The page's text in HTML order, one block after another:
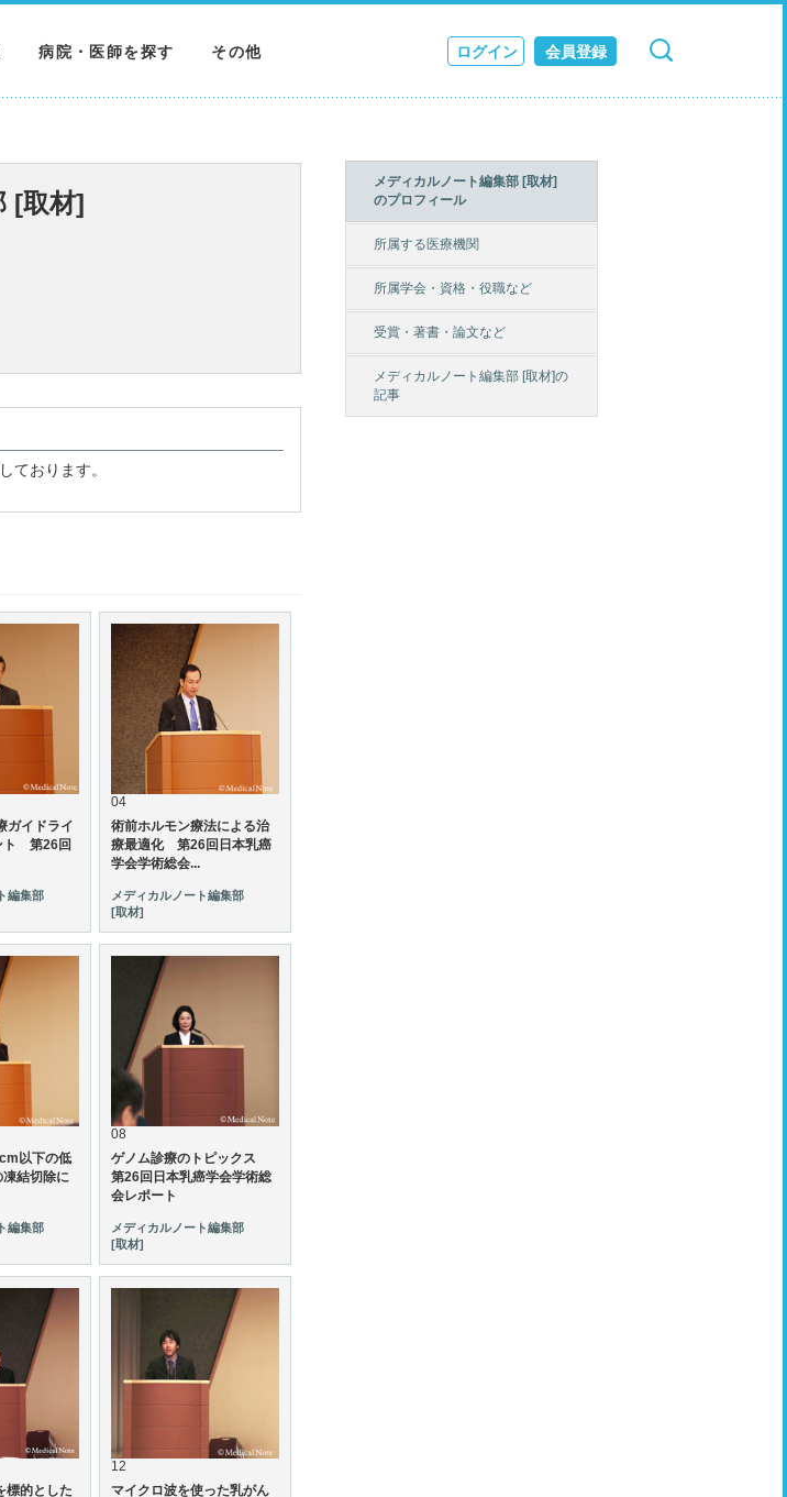
病院・医師を探す
医師を探す
その他
NEWS & JOURNAL
ログイン 会員登録
検索 キャンセル
[取材]
ております。
ガイドライ
ト 第26回
編集部
04
術前ホルモン療法による治
療最適化 第26回日本乳癌
学会学術総会...
メディカルノート編集部
[取材]
以下の低
凍結切除に
編集部
08
ゲノム診療のトピックス
第26回日本乳癌学会学術総
会レポート
メディカルノート編集部
[取材]
標的とした
12
マイクロ波を使った乳がん
メディカルノート編集部 [取材]
のプロフィール
所属する医療機関
所属学会・資格・役職など
受賞・著書・論文など
メディカルノート編集部 [取材]の
記事